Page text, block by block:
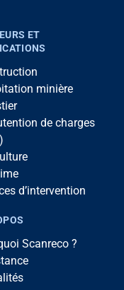
ET
minière
de charges
d’intervention
Scanreco ?